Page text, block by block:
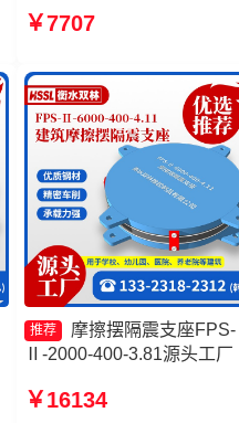
震支座 摩擦摆隔震支座
￥7707
推荐
摩擦摆隔震支座FPS-
Ⅱ-2000-400-3.81源头工厂
300-3.48 10000KN摩擦摆
￥16134